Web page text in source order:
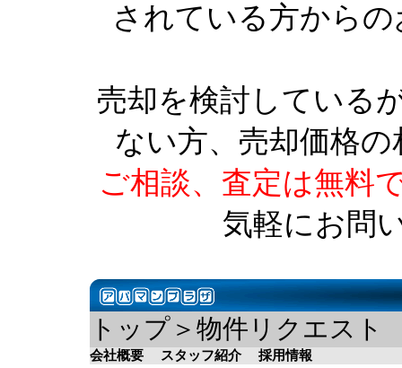
されている方から
売却を検討している
ない方、売却価格
ご相談、査定は無料
気軽にお問
トップ＞物件リクエスト
会社概要 スタッフ紹介 採用情報